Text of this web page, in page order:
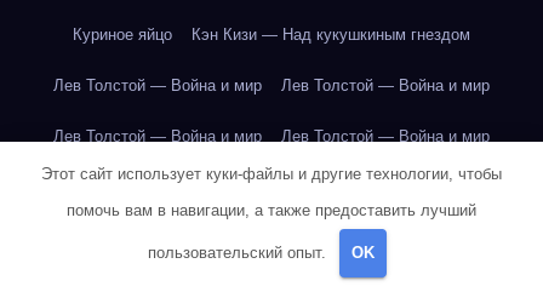
Куриное яйцо Кэн Кизи — Над кукушкиным гнездом
Лев Толстой — Война и мир Лев Толстой — Война и мир
Лев Толстой — Война и мир Лев Толстой — Война и мир
Лев Толстой — Война и мир Лев Толстой — Война и мир
Лев Толстой — Война и мир
Этот сайт использует куки-файлы и другие технологии, чтобы
помочь вам в навигации, а также предоставить лучший
пользовательский опыт. OK